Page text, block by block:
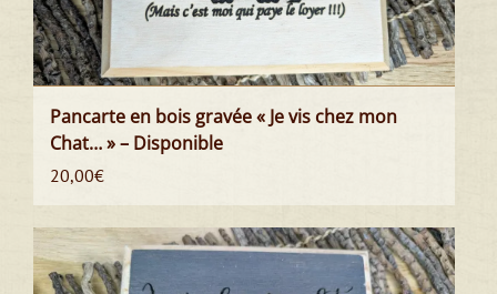
Pancarte en bois gravée « Je vis chez mon
Chat… » – Disponible
20,00€